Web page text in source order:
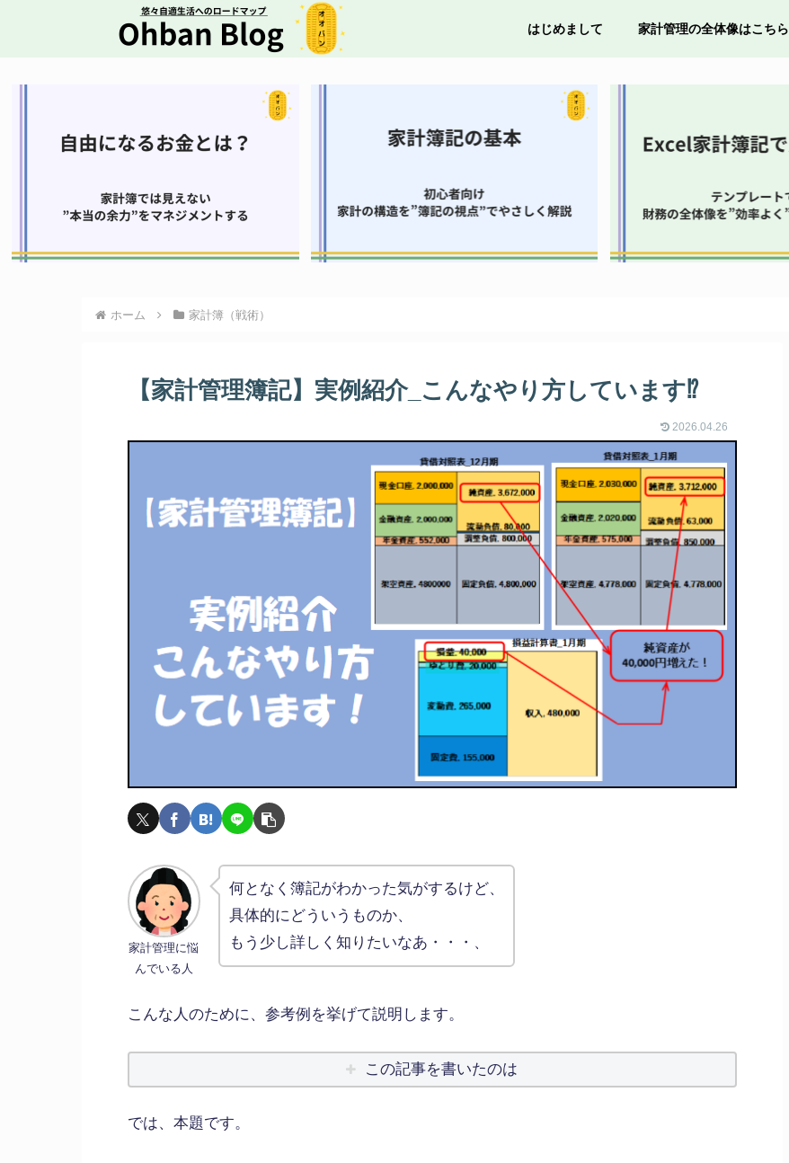
はじめまして 家計管理の全体像はこちら
ホーム 家計簿（戦術）
【家計管理簿記】実例紹介_こんなやり方しています⁉
2026.04.26
家計管理に悩
んでいる人
何となく簿記がわかった気がするけど、
具体的にどういうものか、
もう少し詳しく知りたいなあ・・・、
こんな人のために、参考例を挙げて説明します。
この記事を書いたのは
では、本題です。